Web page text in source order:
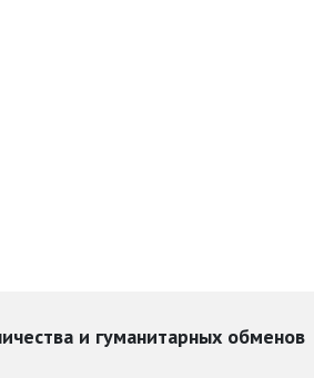
и гуманитарных обменов